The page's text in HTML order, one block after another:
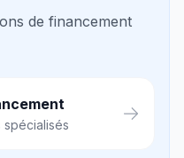
de financement
spécialisés